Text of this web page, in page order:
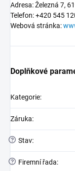
Adresa: Železná 7,
Telefon: +420 545
Webová stránka:
Doplňkové
Kategorie:
Záruka:
? Stav:
? Firemní řada: